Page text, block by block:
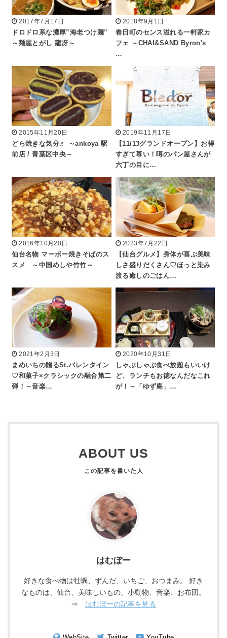
2017年7月17日
ドロドロ系な濃厚”海老つけ麺”
～麺屋とがし 龍冴～
2018年9月1日
春日町のセンス溢れる一軒家カ
フェ ～CHAI&SAND Byron's
…
2015年11月20日
どら焼きな気分♬ ～ankoya 駅
前店 / 青葉区中央～
2019年11月17日
【11/13グランドオープン】お得
すぎて尊い！噂のパン屋さんが
六丁の目に…
2016年10月20日
仙台名物 マーボー焼きそばのス
スメ ～中国めしや竹竹～
2023年7月22日
【仙台グルメ】身体が喜ぶ美味
しさ盛りだくさん♡ほっと染み
渡る癒しのごはん…
2021年2月3日
まめいちの贈るSt.バレンタイン
♡和菓子×クラシックの融合第二
弾！～音楽…
2020年10月31日
しゃぶしゃぶ食べ放題もいいけ
ど、ランチもお徳なんだなこれ
が！～「ゆず庵」…
ABOUT US
はむぼー
好きな食べ物は牡蠣、ずんだ、いちご、おつまみ。 好き
なものは、仙台、美味しいもの、小動物、音楽、お布団。
⇒ はむぼーの記事を見る